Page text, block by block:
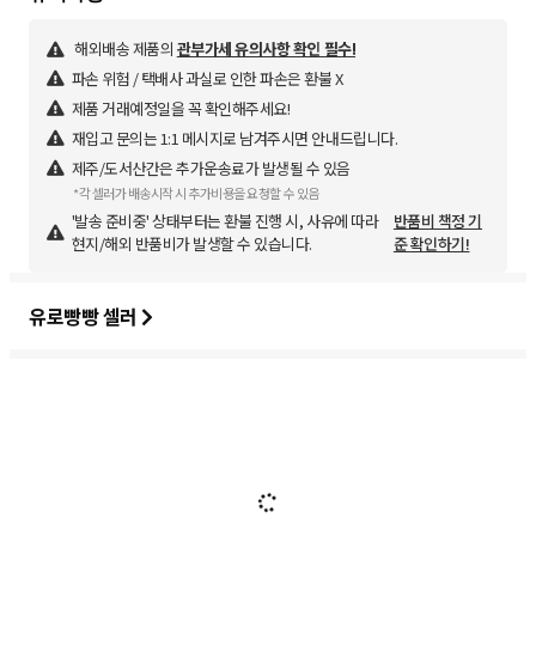
해외배송 제품의 관부가세 유의사항 확인 필수!
파손 위험 / 택배사 과실로 인한 파손은 환불 X
제품 거래예정일을 꼭 확인해주세요!
재입고 문의는 1:1 메시지로 남겨주시면 안내드립니다.
제주/도서산간은 추가운송료가 발생될 수 있음
*각 셀러가 배송시작 시 추가비용을 요청할 수 있음
'발송 준비중' 상태부터는 환불 진행 시, 사유에 따라
현지/해외 반품비가 발생할 수 있습니다.
반품비 책정 기
준 확인하기!
유로빵빵 셀러